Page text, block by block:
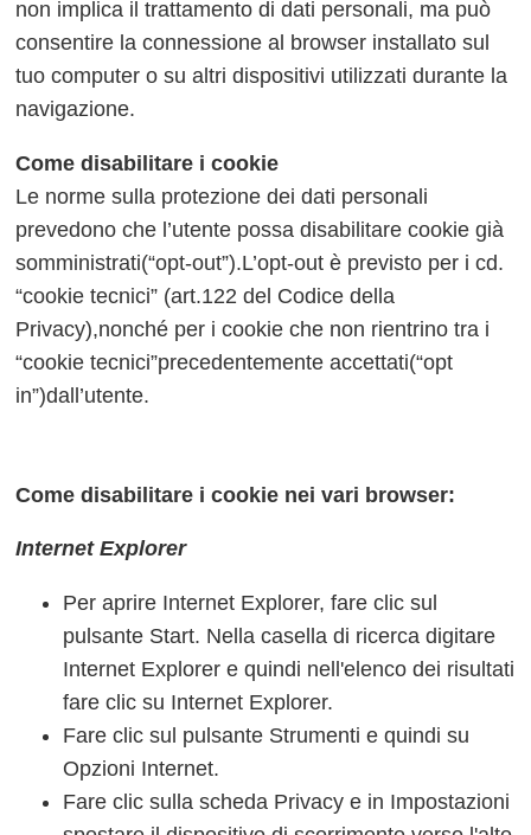
non implica il trattamento di dati personali, ma può
consentire la connessione al browser installato sul
tuo computer o su altri dispositivi utilizzati durante la
navigazione.
Come disabilitare i cookie
Le norme sulla protezione dei dati personali
prevedono che l’utente possa disabilitare cookie già
somministrati(“opt-out”).L’opt-out è previsto per i cd.
“cookie tecnici” (art.122 del Codice della
Privacy),nonché per i cookie che non rientrino tra i
“cookie tecnici”precedentemente accettati(“opt
in”)dall’utente.
Come disabilitare i cookie nei vari browser:
Internet Explorer
Per aprire Internet Explorer, fare clic sul
pulsante Start. Nella casella di ricerca digitare
Internet Explorer e quindi nell'elenco dei risultati
fare clic su Internet Explorer.
Fare clic sul pulsante Strumenti e quindi su
Opzioni Internet.
Fare clic sulla scheda Privacy e in Impostazioni